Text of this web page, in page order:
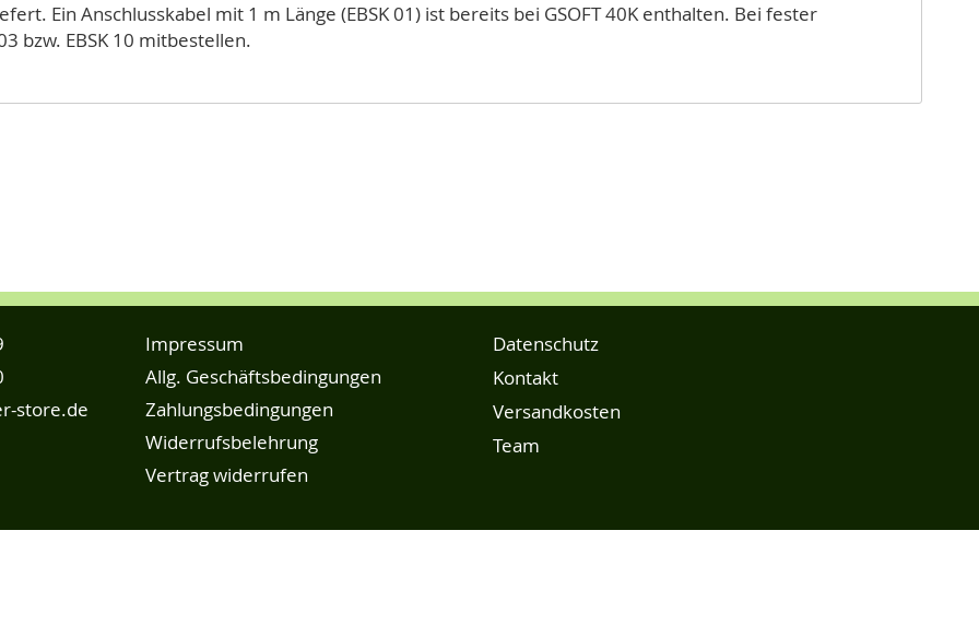
Ein Anschlusskabel mit 1 m Länge (EBSK 01) ist bereits bei GSOFT 40K enthalten. Bei fester
bzw. EBSK 10 mitbestellen.
store.de
Impressum
Allg. Geschäftsbedingungen
Zahlungsbedingungen
Widerrufsbelehrung
Vertrag widerrufen
Datenschutz
Kontakt
Versandkosten
Team